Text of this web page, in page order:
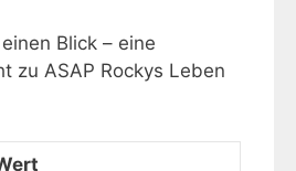
Blick – eine
zu ASAP Rockys Leben